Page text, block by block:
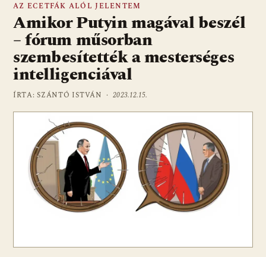
AZ ECETFÁK ALÓL JELENTEM
Amikor Putyin magával beszél
– fórum műsorban
szembesítették a mesterséges
intelligenciával
ÍRTA: SZÁNTÓ ISTVÁN ·2023.12.15.